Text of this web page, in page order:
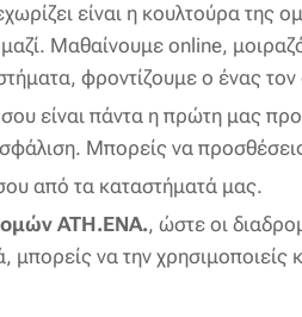
είναι η κουλτούρα της
Μαθαίνουμε online,
φροντίζουμε ο ένας τον
είναι πάντα η πρώτη μας
Μπορείς να
από τα καταστήματά μας.
ATH.ENA., ώστε οι
να την χρησιμοποιείς